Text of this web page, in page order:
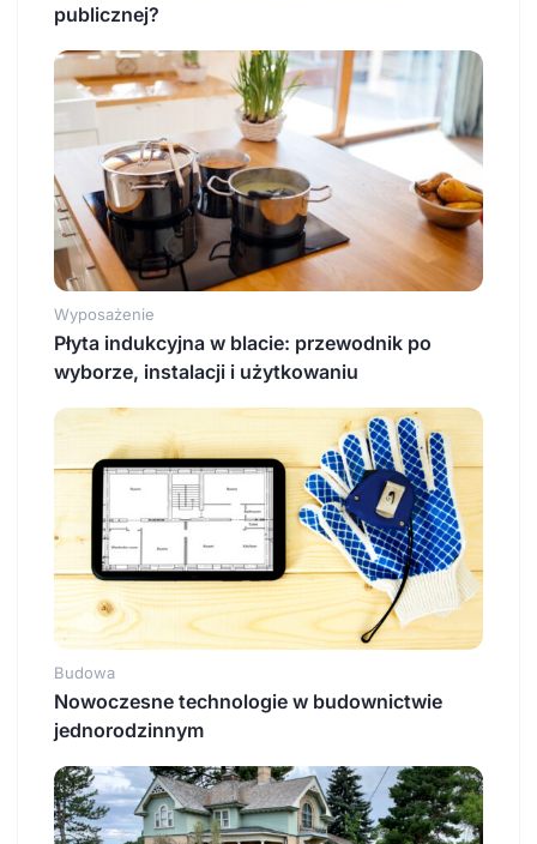
publicznej?
Wyposażenie
Płyta indukcyjna w blacie: przewodnik po
wyborze, instalacji i użytkowaniu
Budowa
Nowoczesne technologie w budownictwie
jednorodzinnym